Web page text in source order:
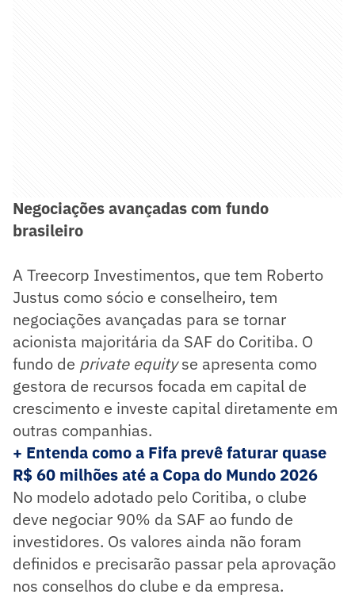
Negociações avançadas com fundo
brasileiro
A Treecorp Investimentos, que tem Roberto
Justus como sócio e conselheiro, tem
negociações avançadas para se tornar
acionista majoritária da SAF do Coritiba. O
fundo de private equityse apresenta como
gestora de recursos focada em capital de
crescimento e investe capital diretamente em
outras companhias.
+ Entenda como a Fifa prevê faturar quase
R$ 60 milhões até a Copa do Mundo 2026
No modelo adotado pelo Coritiba, o clube
deve negociar 90% da SAF ao fundo de
investidores. Os valores ainda não foram
definidos e precisarão passar pela aprovação
nos conselhos do clube e da empresa.